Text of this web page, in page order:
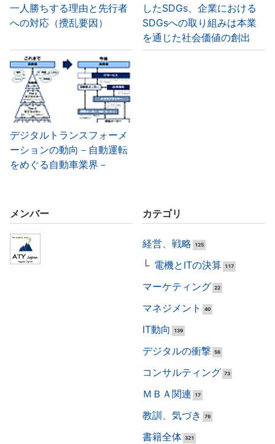
一人勝ちする理由と先行者
への対応（攪乱要因）
したSDGs、企業における
SDGsへの取り組みは本業
を通じた社会価値の創出
デジタルトランスフォーメ
ーションの動向－自動運転
をめぐる自動車業界－
メンバー カテゴリ
経営、戦略 125
電機とITの決算 117
マーケティング 22
マネジメント 40
IT動向 139
デジタルの衝撃 56
コンサルティング 73
ＭＢＡ関連 17
教訓、気づき 76
書籍全体 321